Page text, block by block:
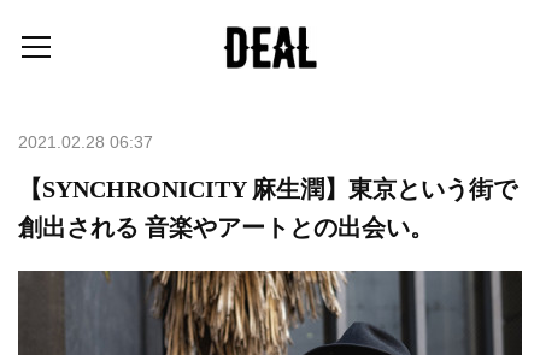
2021.02.28 06:37
【SYNCHRONICITY 麻生潤】東京という街で
創出される 音楽やアートとの出会い。